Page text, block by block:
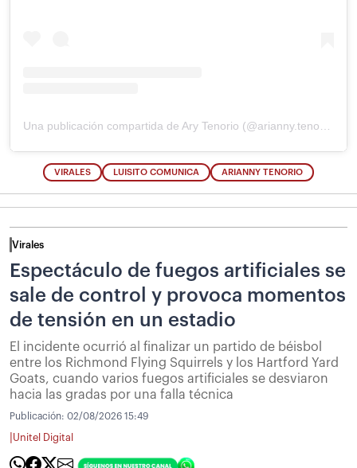
VIRALES LUISITO COMUNICA ARIANNY TENORIO
Virales
Espectáculo de fuegos artificiales se
sale de control y provoca momentos
de tensión en un estadio
El incidente ocurrió al finalizar un partido de béisbol
entre los Richmond Flying Squirrels y los Hartford Yard
Goats, cuando varios fuegos artificiales se desviaron
hacia las gradas por una falla técnica
Publicación: 02/08/2026 15:49
Unitel Digital